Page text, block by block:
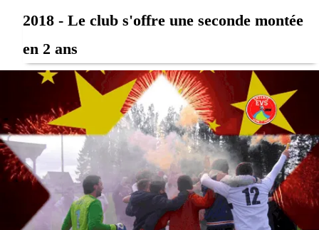
2018 - Le club s'offre une seconde montée
en 2 ans